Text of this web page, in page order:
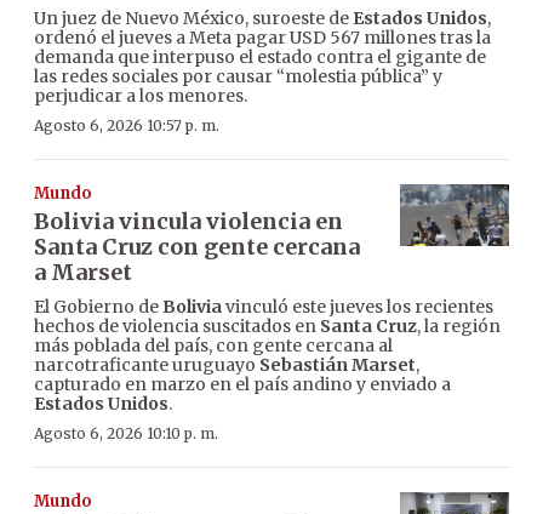
Un juez de Nuevo México, suroeste de Estados Unidos,
ordenó el jueves a Meta pagar USD 567 millones tras la
demanda que interpuso el estado contra el gigante de
las redes sociales por causar “molestia pública” y
perjudicar a los menores.
Agosto 6, 2026 10:57 p. m.
Mundo
Bolivia vincula violencia en
Santa Cruz con gente cercana
a Marset
El Gobierno de Boliviavinculó este jueves los recientes
hechos de violencia suscitados en Santa Cruz, la región
más poblada del país, con gente cercana al
narcotraficante uruguayo Sebastián Marset,
capturado en marzo en el país andino y enviado a
Estados Unidos.
Agosto 6, 2026 10:10 p. m.
Mundo